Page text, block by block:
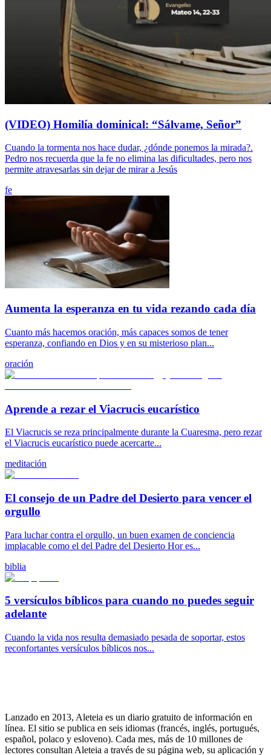
(VIDEO) Homilía dominical: “Sálvame, Señor”
Cuando la tormenta nos hace dudar, ¿dónde ponemos la mirada?.
Pedro nos recuerda que la fe no elimina las dificultades, pero nos
permite atravesarlas sin dejar de mirar a Jesús
fe
Aumenta la esperanza en tu vida rezando cada día
Cuanto más hacemos oración, más capaces somos de tener
esperanza, confiando en Dios y en su misterioso plan...
oración
Aprende a rezar el Viacrucis eucarístico
El Viacrucis se reza principalmente durante la Cuaresma, pero rezar
el Viacrucis eucarístico puede acercarte...
meditación
El consejo de un Padre del Desierto para vencer el
orgullo
Para luchar contra el orgullo, un buen examen de conciencia
implacable como el del Padre del Desierto Hor es...
biblia
5 versículos bíblicos para cuando no puedes seguir
adelante
Cuando la vida nos resulta demasiado pesada de soportar, estos
reconfortantes versículos bíblicos nos...
Lanzado en 2013, Aleteia es un diario gratuito de información en
línea. El sitio se publica en seis idiomas (francés, inglés, portugués,
español, polaco y esloveno). Cada mes, más de 10 millones de
lectores consultan Aleteia a través de su página web, su aplicación y